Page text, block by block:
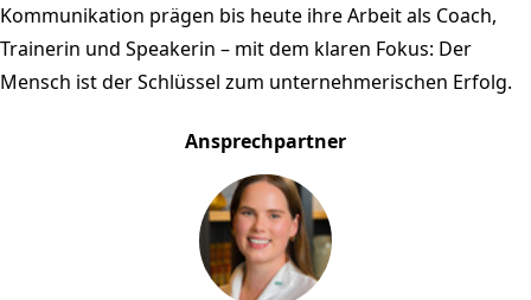
Kommunikation prägen bis heute ihre Arbeit als Coach,
Trainerin und Speakerin – mit dem klaren Fokus: Der
Mensch ist der Schlüssel zum unternehmerischen Erfolg.
Ansprechpartner